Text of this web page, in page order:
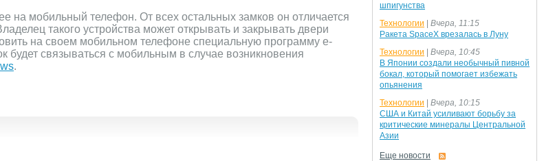
на мобильный телефон. От всех остальных замков он отличается
такого устройства может открывать и закрывать двери
на своем мобильном телефоне специальную программу e-
будет связываться с мобильным в случае возникновения
.
шпигунства
Технологии
Вчера, 11:15
Ракета SpaceX врезалась в Луну
Технологии
Вчера, 10:45
В Японии создали необычный пивной
бокал, который помогает избежать
опьянения
Технологии
Вчера, 10:15
США и Китай усиливают борьбу за
критические минералы Центральной
Азии
Еще новости